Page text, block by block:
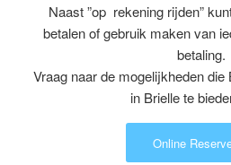
Naast ”op rekening rijden”
betalen of gebruik maken van
betaling.
Vraag naar de mogelijkheden
in Brielle te
Online